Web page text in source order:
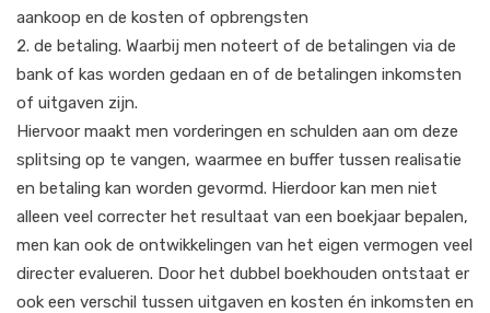
aankoop en de kosten of opbrengsten
2. de betaling. Waarbij men noteert of de betalingen via de
bank of kas worden gedaan en of de betalingen inkomsten
of uitgaven zijn.
Hiervoor maakt men vorderingen en schulden aan om deze
splitsing op te vangen, waarmee en buffer tussen realisatie
en betaling kan worden gevormd. Hierdoor kan men niet
alleen veel correcter het resultaat van een boekjaar bepalen,
men kan ook de ontwikkelingen van het eigen vermogen veel
directer evalueren. Door het dubbel boekhouden ontstaat er
ook een verschil tussen uitgaven en kosten én inkomsten en